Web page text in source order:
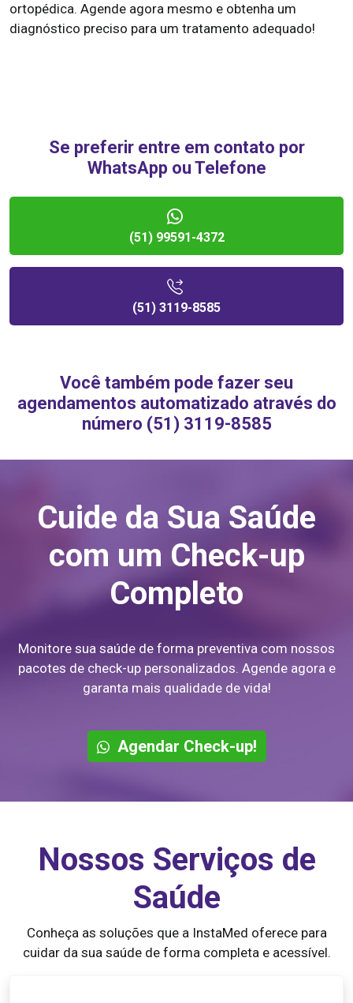
ortopédica. Agende agora mesmo e obtenha um
diagnóstico preciso para um tratamento adequado!
Se preferir entre em contato por
WhatsApp ou Telefone
(51) 99591-4372
(51) 3119-8585
Você também pode fazer seu
agendamentos automatizado através do
número (51) 3119-8585
Cuide da Sua Saúde
com um Check-up
Completo
Monitore sua saúde de forma preventiva com nossos
pacotes de check-up personalizados. Agende agora e
garanta mais qualidade de vida!
Agendar Check-up!
Nossos Serviços de
Saúde
Conheça as soluções que a InstaMed oferece para
cuidar da sua saúde de forma completa e acessível.